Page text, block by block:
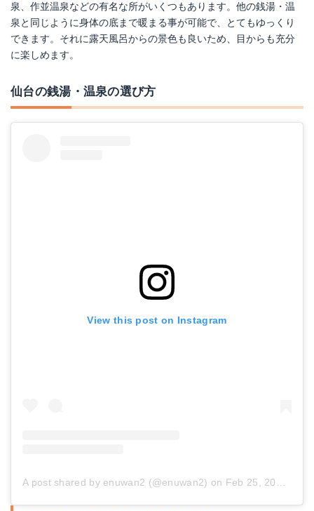
泉、作並温泉などの有名な所がいくつもあります。他の銭湯・温
泉と同じように身体の底まで暖まる事が可能で、とてもゆっくり
できます。それに露天風呂からの景色も良いため、目からも充分
に楽しめます。
仙台の銭湯・温泉の選び方
View this post on Instagram
A post shared by enuwan2 (@enuwan2) on Feb 25, 2018 at 1:00am PST